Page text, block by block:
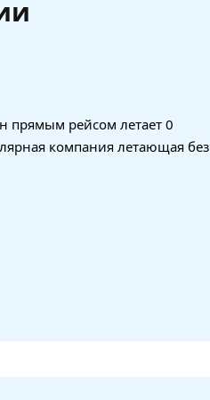
прямым рейсом летает 0
компания летающая без